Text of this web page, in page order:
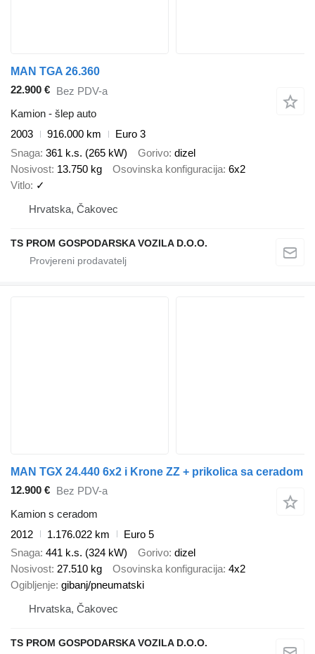
MAN TGA 26.360
22.900 € Bez PDV-a
Kamion - šlep auto
2003
916.000 km
Euro 3
Snaga 361 k.s. (265 kW) Gorivo dizel
Nosivost 13.750 kg Osovinska konfiguracija 6x2
Vitlo ✓
Hrvatska, Čakovec
TS PROM GOSPODARSKA VOZILA D.O.O.
MAN TGX 24.440 6x2 i Krone ZZ + prikolica sa ceradom
12.900 € Bez PDV-a
Kamion s ceradom
2012
1.176.022 km
Euro 5
Snaga 441 k.s. (324 kW) Gorivo dizel
Nosivost 27.510 kg Osovinska konfiguracija 4x2
Ogibljenje gibanj/pneumatski
Hrvatska, Čakovec
TS PROM GOSPODARSKA VOZILA D.O.O.